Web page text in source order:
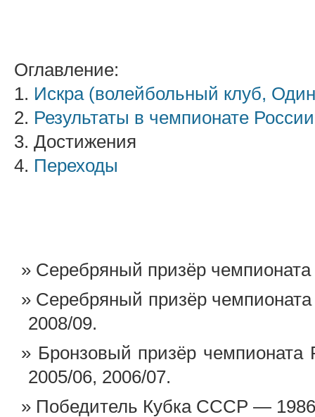
Оглавление:
1. Искра (волейбольный клуб,
2. Результаты в чемпионате России
3. Достижения
4. Переходы
Серебряный призёр
Серебряный призёр
2008/09.
Бронзовый призёр
2005/06, 2006/07.
Победитель Кубка СССР —